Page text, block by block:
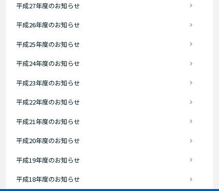
平成27年度のお知らせ
平成26年度のお知らせ
平成25年度のお知らせ
平成24年度のお知らせ
平成23年度のお知らせ
平成22年度のお知らせ
平成21年度のお知らせ
平成20年度のお知らせ
平成19年度のお知らせ
平成18年度のお知らせ